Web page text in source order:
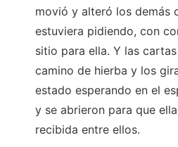
movió y alteró los demás
estuviera pidiendo, con
sitio para ella. Y las
camino de hierba y los
estado esperando en el
y se abrieron para que
recibida entre ellos.